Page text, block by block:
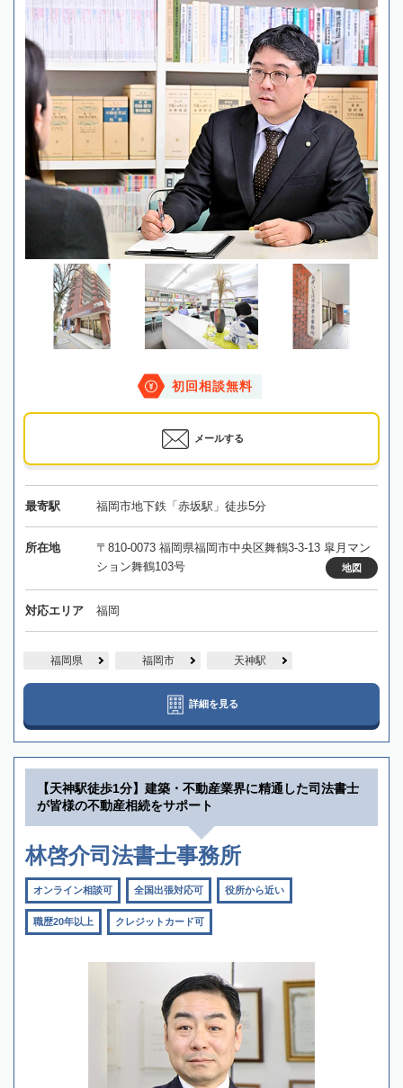
初回相談無料
メールする
最寄駅 福岡市地下鉄「赤坂駅」徒歩5分
所在地
〒810-0073 福岡県福岡市中央区舞鶴3-3-13 皐月マン
ション舞鶴103号
地図
対応エリア 福岡
福岡県 福岡市 天神駅
詳細を見る
【天神駅徒歩1分】建築・不動産業界に精通した司法書士
が皆様の不動産相続をサポート
林啓介司法書士事務所
オンライン相談可 全国出張対応可 役所から近い
職歴20年以上 クレジットカード可